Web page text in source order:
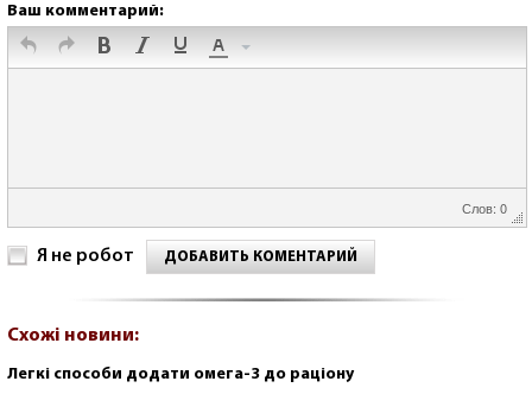
Ваш комментарий:
Слов: 0
Я не робот ДОБАВИТЬ КОМЕНТАРИЙ
Схожі новини:
Легкі способи додати омега-3 до раціону